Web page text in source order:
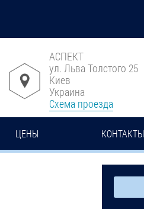
АСПЕКТ
ул. Льва Толстого 25
Киев
Украина
Схема проезда
ЦЕНЫ КОНТАКТЫ